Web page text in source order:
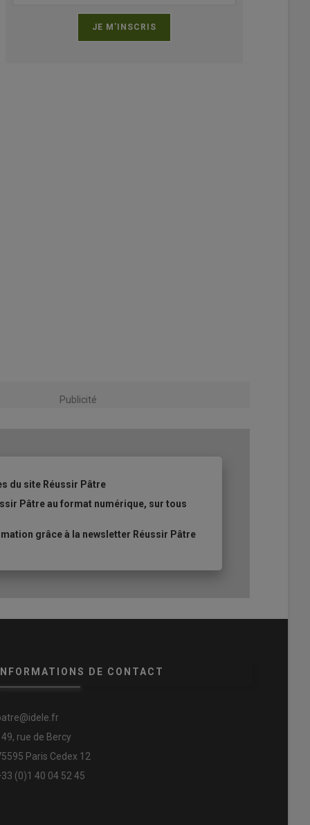
Publicité
du site Réussir Pâtre
Pâtre au format numérique, sur tous
grâce à la newsletter Réussir Pâtre
INFORMATIONS DE CONTACT
rue de Bercy
Paris Cedex 12
(0)1 40 04 52 45